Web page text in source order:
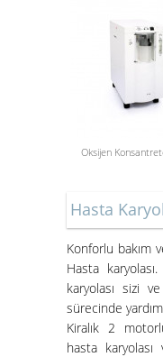
Süper Konfor ile
Hasta
Konforlu bakım
Hasta
karyolası sizi
sürecinde
Kiralık 2
hasta